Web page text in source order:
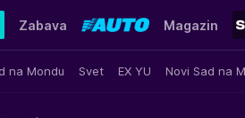
na Mondu Svet EX YU Novi Sad na
Zabava Magazin